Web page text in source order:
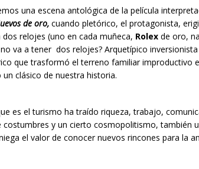
una escena antológica de la película
de oro, cuando pletórico, el protagonista,
relojes (uno en cada muñeca, Rolex de oro,
va a tener dos relojes? Arquetípico
que trasformó el terreno familiar improductivo
clásico de nuestra historia.
es el turismo ha traído riqueza, trabajo,
costumbres y un cierto cosmopolitismo, también
el valor de conocer nuevos rincones para la